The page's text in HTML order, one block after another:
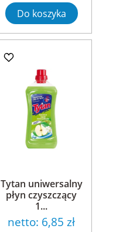
Do koszyka
Tytan uniwersalny
płyn czyszczący
1...
netto: 6,85 zł